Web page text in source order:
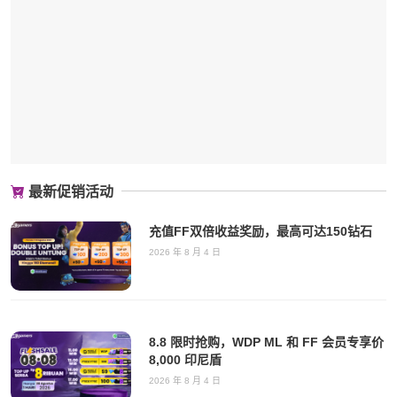
最新促销活动
充值FF双倍收益奖励，最高可达150钻石
2026 年 8 月 4 日
8.8 限时抢购，WDP ML 和 FF 会员专享价
8,000 印尼盾
2026 年 8 月 4 日